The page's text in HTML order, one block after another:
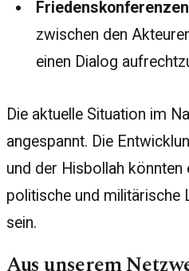
Friedenskonferenzen
zwischen den
einen Dialog
Die aktuelle Situation im
angespannt. Die
und der Hisbollah
politische und militärische
sein.